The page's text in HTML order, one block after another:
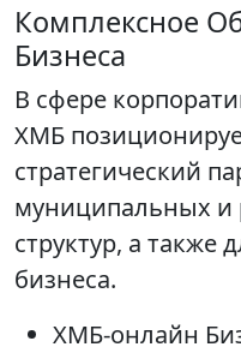
Комплексное
Бизнеса
В сфере
ХМБ
стратегический
муниципальных и
структур, а также
бизнеса.
ХМБ-онлайн